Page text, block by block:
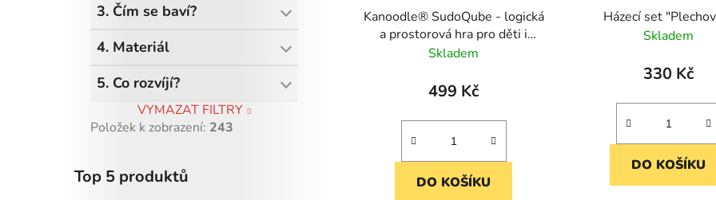
3. Čím se baví?
4. Materiál
5. Co rozvíjí?
VYMAZAT FILTRY
Položek k zobrazení: 243
Top 5 produktů
Kanoodle® SudoQube - logická
a prostorová hra pro děti i
dospělé
Skladem
499 Kč
DO KOŠÍKU
Házecí set
Skladem
330 Kč
DO KOŠÍKU